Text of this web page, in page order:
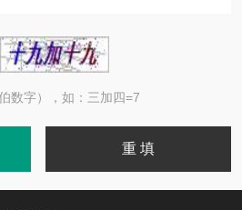
数字），如：三加四=7